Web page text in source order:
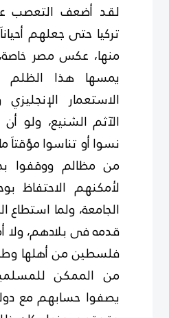
لقد أضعف التعصب
تركيا حتى جعلهم
منها، عكس مصر
يمسها هذا
الاستعمار
الآثم الشنيع، ولو
نسوا أو تناسوا مؤقتاَ
من مظالم ووقفوا
لأمكنهم الاحتفاظ
الجامعة، ولما
قدمه فى بلادهم، ولا
فلسطين من أهلها
من الممكن
يصفوا حسابهم مع